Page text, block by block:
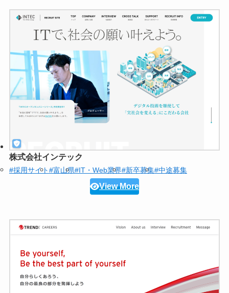
株式会社インテック
#採用サイト#富山県#IT・Web業界#新卒募集#中途募集
View More